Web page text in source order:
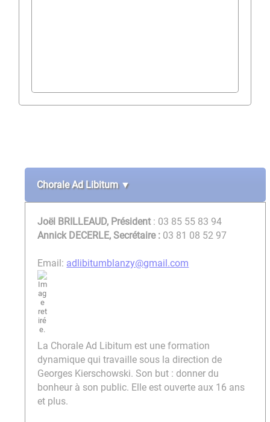
Chorale Ad Libitum ▼
Joël BRILLEAUD, Président: 03 85 55 83 94
Annick DECERLE, Secrétaire : 03 81 08 52 97
Email: adlibitumblanzy@gmail.com
La Chorale Ad Libitum est une formation
dynamique qui travaille sous la direction de
Georges Kierschowski. Son but : donner du
bonheur à son public. Elle est ouverte aux 16 ans
et plus.